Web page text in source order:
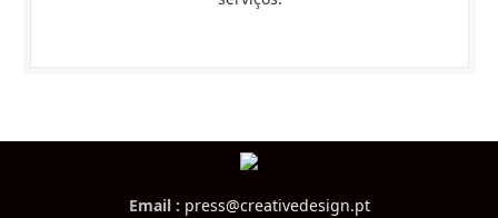
Email : press@creativedesign.pt